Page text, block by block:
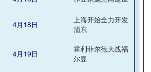
4月18日
上海开始全力开发
浦东
4月19日
霍利菲尔德大战福
尔曼